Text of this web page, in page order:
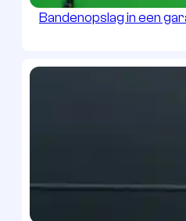
Bandenopslag in een